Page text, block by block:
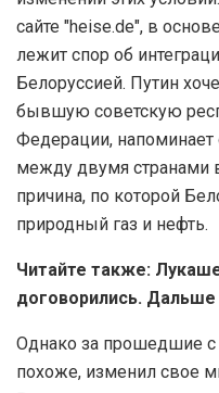
сайте "heise.de", в
лежит спор об
Белоруссией. Путин
бывшую советскую
Федерации,
между двумя странами
причина, по которой
природный газ и нефть.
Читайте также:
договорились. Дальше
Однако за прошедшие с
похоже, изменил свое